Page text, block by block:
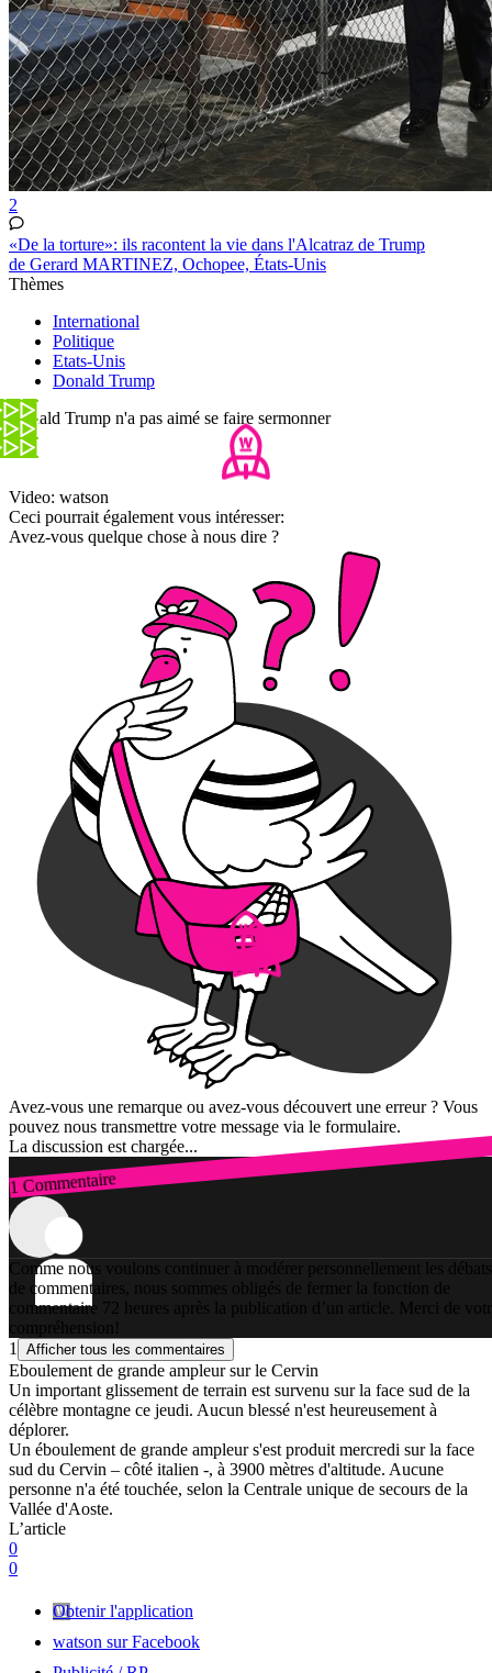
2
«De la torture»: ils racontent la vie dans l'Alcatraz de Trump
de Gerard MARTINEZ, Ochopee, États-Unis
Thèmes
International
Politique
Etats-Unis
Donald Trump
Donald Trump n'a pas aimé se faire sermonner
Video: watson
Ceci pourrait également vous intéresser:
Avez-vous quelque chose à nous dire ?
Avez-vous une remarque ou avez-vous découvert une erreur ? Vous
pouvez nous transmettre votre message via le formulaire.
La discussion est chargée...
1 Commentaire
Connexion
Comme nous voulons continuer à modérer personnellement les débats
de commentaires, nous sommes obligés de fermer la fonction de
commentaire 72 heures après la publication d’un article. Merci de
compréhension!
1
Afficher tous les commentaires
Eboulement de grande ampleur sur le Cervin
Un important glissement de terrain est survenu sur la face sud de la
célèbre montagne ce jeudi. Aucun blessé n'est heureusement à
déplorer.
Un éboulement de grande ampleur s'est produit mercredi sur la face
sud du Cervin – côté italien -, à 3900 mètres d'altitude. Aucune
personne n'a été touchée, selon la Centrale unique de secours de la
Vallée d'Aoste.
L’article
0
0
Obtenir l'application
watson sur Facebook